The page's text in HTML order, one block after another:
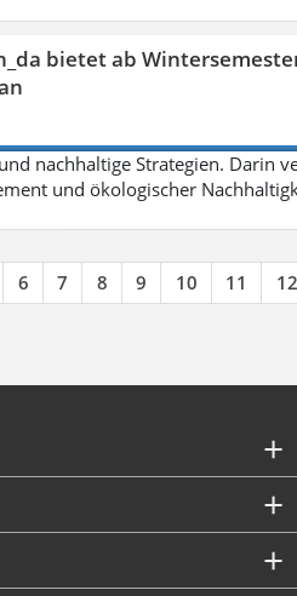
bietet ab
nachhaltige Strategien. Darin
und ökologischer
6 7 8 9 10 11 12